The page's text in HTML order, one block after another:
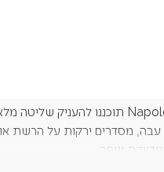
עבה, מסדרים ירקות על הרשת או
ונוחה.